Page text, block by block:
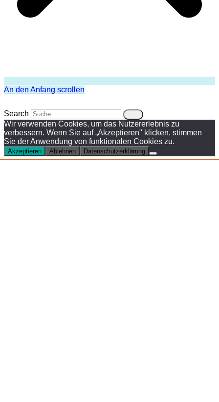
An den Anfang scrollen
Search
Wir verwenden Cookies, um das Nutzererlebnis zu
verbessern. Wenn Sie auf „Akzeptieren" klicken, stimmen
Sie der Anwendung von funktionalen Cookies zu.
Akzeptieren Ablehnen Datenschutzerklärung